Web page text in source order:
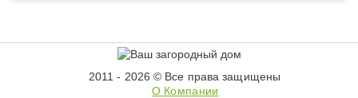
2011 - 2026 © Все права защищены
О Компании